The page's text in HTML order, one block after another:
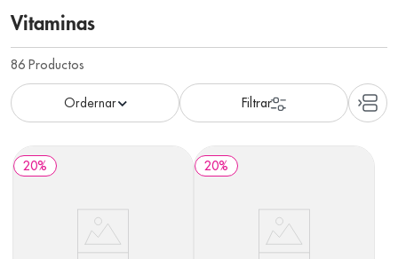
Vitaminas
86 Productos
20% 20%
3. eucerin
cerave
6
panolini